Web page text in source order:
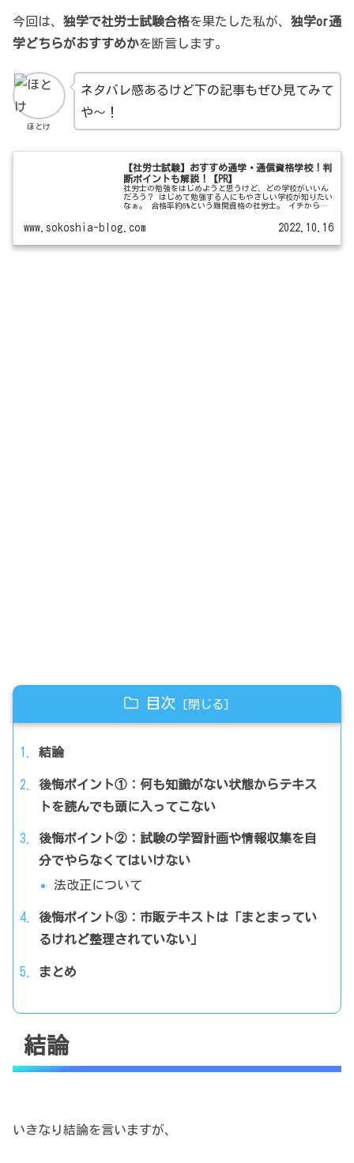
今回は、 独学で社労士試験合格を果たした私が、 独学or通
学どちらがおすすめかを断言します。
ほとけ
ネタバレ感あるけど下の記事もぜひ見てみて
や～！
【社労士試験】おすすめ通学・通信資格学校！判
断ポイントも解説！【PR】
社労士の勉強をはじめようと思うけど、どの学校がいいん
だろう？ はじめて勉強する人にもやさしい学校が知りたい
なぁ。 合格率約6%という難関資格の社労士。 イチから自
www.sokoshia-blog.com 2022.10.16
目次
結論
後悔ポイント①：何も知識がない状態からテキス
トを読んでも頭に入ってこない
後悔ポイント②：試験の学習計画や情報収集を自
分でやらなくてはいけない
法改正について
後悔ポイント③：市販テキストは「まとまってい
るけれど整理されていない」
まとめ
結論
いきなり結論を言いますが、